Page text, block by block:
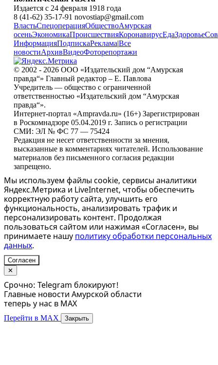
Издается с 24 февраля 1918 года
8 (41-62) 35-17-91 novostiap@gmail.com
ВластьСпецоперацияОбществоАмурская
осеньЭкономикаПроисшествияКоронавирусЕдаЗдоровье
ИнформацияПодпискаРеклама|Все
новостиАрхивВидеоФоторепортажи
© 2002 - 2026 ООО «Издательский дом “Амурская
правда“» Главный редактор – Е. Павлова
Учредитель — общество с ограниченной
ответственностью «Издательский дом “Амурская
правда“».
Интернет-портал «Ampravda.ru» (16+) Зарегистрирован
в Роскомнадзоре 05.04.2019 г. Запись о регистрации
СМИ: ЭЛ № ФС 77 — 75424
Редакция не несет ответственности за мнения,
высказанные в комментариях читателей. Использование
материалов без письменного согласия редакции
запрещено.
Мы используем файлы cookie, сервисы аналитики
Яндекс.Метрика и LiveInternet, чтобы обеспечить
корректную работу сайта, улучшить его
функциональность, анализировать трафик и
персонализировать контент. Продолжая
пользоваться сайтом или нажимая «Согласен», вы
принимаете нашу политику обработки персональных
данных.
Согласен
✕
Срочно: Telegram блокируют!
Главные новости Амурской области
теперь у нас в MAX
Перейти в MAX Закрыть